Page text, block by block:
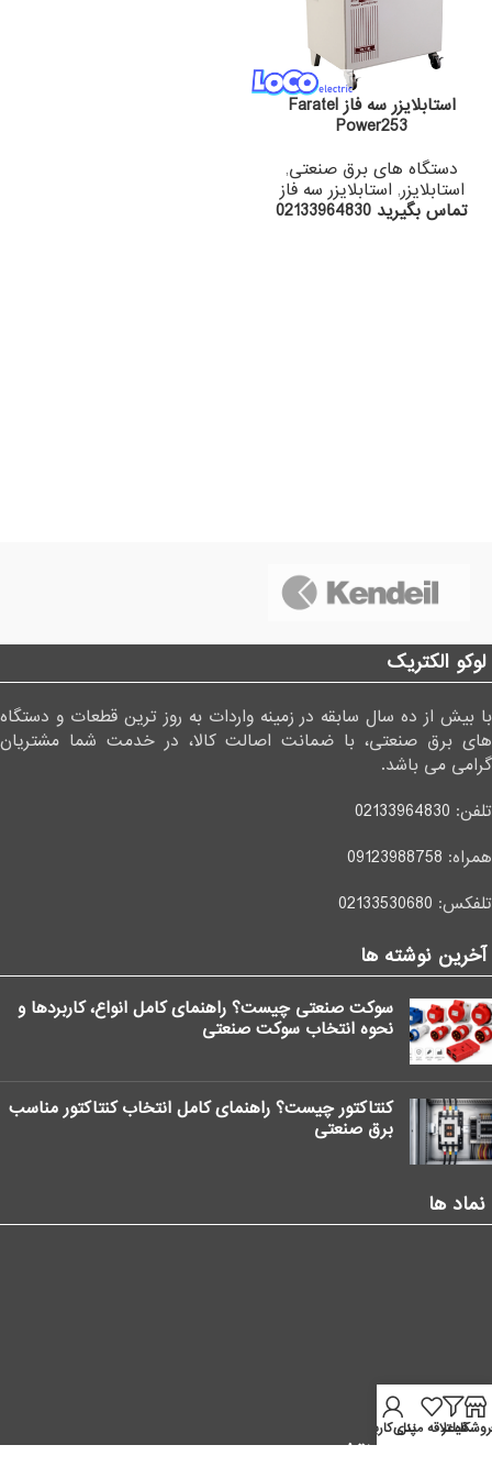
استابلایزر سه فاز Faratel
Power253
دستگاه های برق صنعتی,
استابلایزر, استابلایزر سه فاز
تماس بگیرید 02133964830
لوکو الکتریک
با بیش از ده سال سابقه در زمینه واردات به روز ترین قطعات و دستگاه
های برق صنعتی، با ضمانت اصالت کالا، در خدمت شما مشتریان
گرامی می باشد.
تلفن: 02133964830
همراه: 09123988758
تلفکس: 02133530680
آخرین نوشته ها
سوکت صنعتی چیست؟ راهنمای کامل انواع، کاربردها و
نحوه انتخاب سوکت صنعتی
کنتاکتور چیست؟ راهنمای کامل انتخاب کنتاکتور مناسب
برق صنعتی
نماد ها
موقعیت ما در نقشه
فیلترعلاقه مندی
پنل کاربر